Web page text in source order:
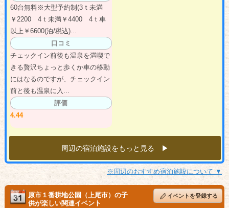
60台無料※大型予約制(3ｔ未満
￥2200 4ｔ未満￥4400 4ｔ車
以上￥6600(泊/税込)...
口コミ
チェックイン前後も温泉を満喫で
きる贅沢ちょっと歩くか車の移動
にはなるのですが、チェックイン
前と後も温泉に入...
評価
4.44
周辺の宿泊施設をもっと見る ▶︎
※周辺のおすすめ宿泊施設について ▼
原市１番耕地公園（上尾市）の子
供が楽しい関連イベント
イベントを登録する